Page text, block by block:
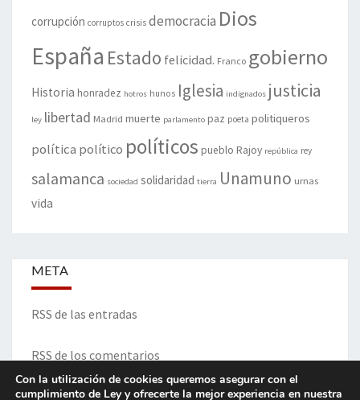
corrupción corruptos crisis democracia Dios
España Estado felicidad. Franco gobierno
Historia honradez hotros hunos Iglesia indignados justicia
ley libertad Madrid muerte parlamento paz poeta politiqueros
política político políticos pueblo Rajoy república rey
salamanca sociedad solidaridad tierra Unamuno urnas
vida
META
RSS de las entradas
RSS de los comentarios
Con la utilización de cookies queremos asegurar con el
cumplimiento de Ley y ofrecerte la mejor experiencia en nuestra